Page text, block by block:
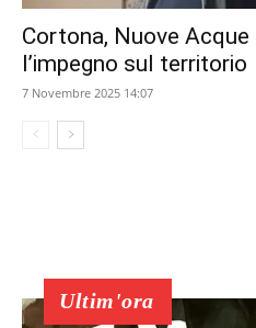
Cortona, Nuove Acque
l’impegno sul territorio
7 Novembre 2025 14:07
Ultim'ora